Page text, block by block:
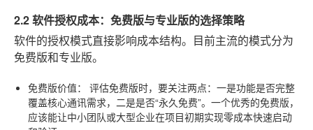
2.2 软件授权成本：免费版与专业版的选择策略
软件的授权模式直接影响成本结构。目前主流的模式分为
免费版和专业版。
免费版价值：
评估免费版时，要关注两点：一是功能是否完整
覆盖核心通讯需求，二是是否“永久免费”。一个优秀的免费版，
应该能让中小团队或大型企业在项目初期实现零成本快速启动